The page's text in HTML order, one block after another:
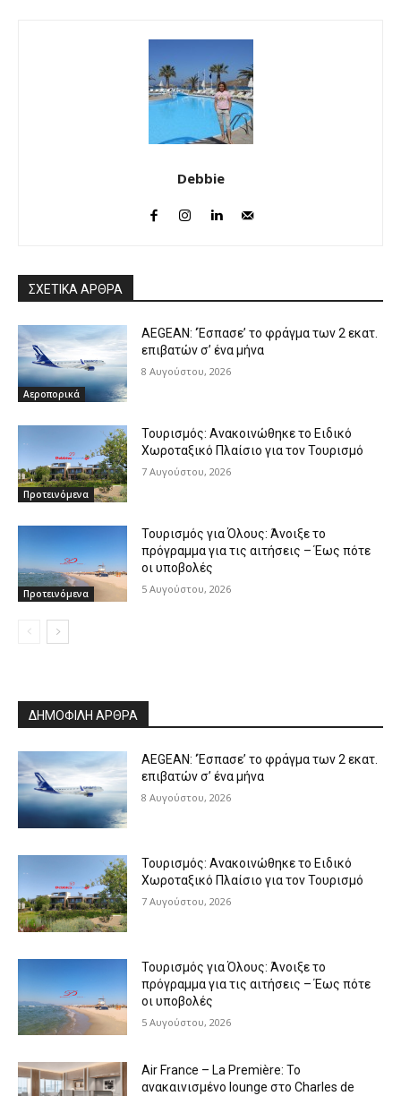
Debbie
ΣΧΕΤΙΚΑ ΑΡΘΡΑ
Αεροπορικά
AEGEAN: ‘Έσπασε’ το φράγμα των 2 εκατ.
επιβατών σ’ ένα μήνα
8 Αυγούστου, 2026
Προτεινόμενα
Τουρισμός: Ανακοινώθηκε το Ειδικό
Χωροταξικό Πλαίσιο για τον Τουρισμό
7 Αυγούστου, 2026
Προτεινόμενα
Τουρισμός για Όλους: Άνοιξε το
πρόγραμμα για τις αιτήσεις – Έως πότε
οι υποβολές
5 Αυγούστου, 2026
ΔΗΜΟΦΙΛΗ ΑΡΘΡΑ
AEGEAN: ‘Έσπασε’ το φράγμα των 2 εκατ.
επιβατών σ’ ένα μήνα
8 Αυγούστου, 2026
Τουρισμός: Ανακοινώθηκε το Ειδικό
Χωροταξικό Πλαίσιο για τον Τουρισμό
7 Αυγούστου, 2026
Τουρισμός για Όλους: Άνοιξε το
πρόγραμμα για τις αιτήσεις – Έως πότε
οι υποβολές
5 Αυγούστου, 2026
Air France – La Première: Το
ανακαινισμένο lounge στο Charles de